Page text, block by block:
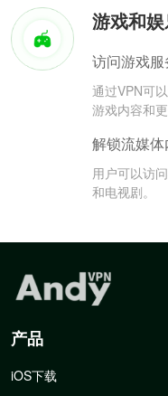
游戏和
访问游戏服
通过VPN可
游戏内容和更
解锁流媒体
用户可以访
和电视剧。
产品
iOS下载